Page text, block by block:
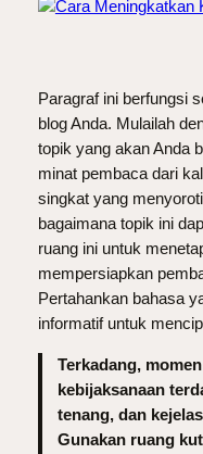
Paragraf ini berfungsi
blog Anda. Mulailah
topik yang akan Anda
minat pembaca dari
singkat yang
bagaimana topik ini
ruang ini untuk
mempersiapkan
Pertahankan bahasa
informatif untuk
Terkadang,
kebijaksanaan
tenang, dan
Gunakan ruang